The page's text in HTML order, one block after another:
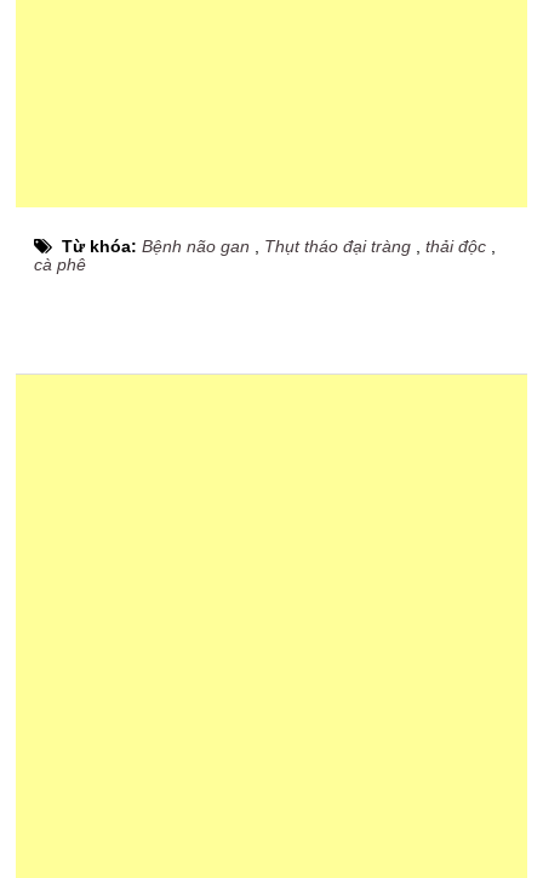
Từ khóa:Bệnh não gan Thụt tháo đại tràng ,thải độc
cà phê